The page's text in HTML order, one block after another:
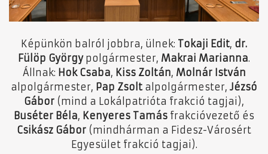
Képünkön balról jobbra, ülnek: Tokaji Edit, dr.
Fülöp Györgypolgármester, Makrai Marianna.
Állnak: Hok Csaba, Kiss Zoltán, Molnár István
alpolgármester, Pap Zsoltalpolgármester, Jézsó
Gábor (mind a Lokálpatrióta frakció tagjai),
Buséter Béla, Kenyeres Tamás frakcióvezető és
Csikász Gábor (mindhárman a Fidesz-Városért
Egyesület frakció tagjai).